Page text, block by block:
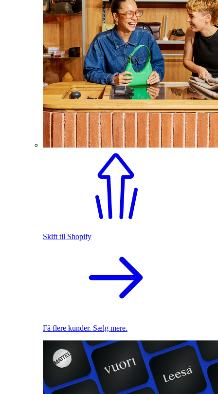
Skift til Shopify
Få flere kunder. Sælg mere.